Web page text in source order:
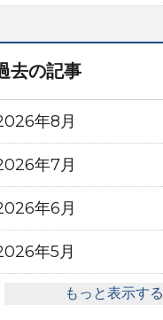
去の記事
年8月
年7月
年6月
年5月
もっと表示する